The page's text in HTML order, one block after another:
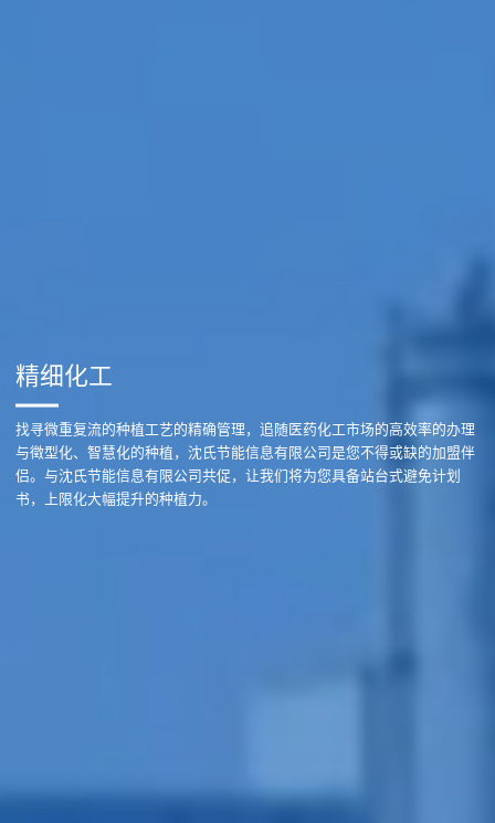
精细化工
找寻微重复流的种植工艺的精确管理，追随医药化工市场的高效率的办理
与徵型化、智慧化的种植，沈氏节能信息有限公司是您不得或缺的加盟伴
侣。与沈氏节能信息有限公司共促，让我们将为您具备站台式避免计划
书，上限化大幅提升的种植力。